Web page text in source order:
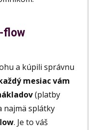
flow
a kúpili správnu
mesiac vám
(platby
najmä splátky
. Je to váš